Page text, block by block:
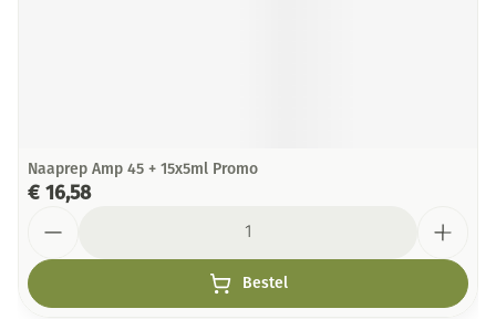
Naaprep Amp 45 + 15x5ml Promo
€ 16,58
Bestel